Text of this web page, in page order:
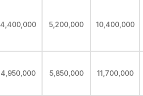
4,400,000 5,200,000 10,400,000
4,950,000 5,850,000 11,700,000